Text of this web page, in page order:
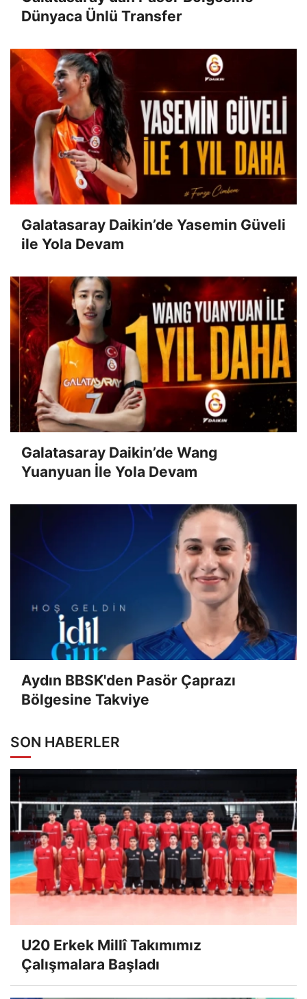
Dünyaca Ünlü Transfer
Galatasaray Daikin’de Yasemin Güveli
ile Yola Devam
Galatasaray Daikin’de Wang
Yuanyuan İle Yola Devam
Aydın BBSK'den Pasör Çaprazı
Bölgesine Takviye
SON HABERLER
U20 Erkek Millî Takımımız
Çalışmalara Başladı